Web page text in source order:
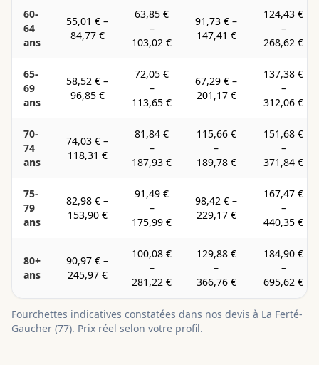
60-
64
ans
55,01 € –
84,77 €
63,85 €
–
103,02 €
91,73 € –
147,41 €
124,43 €
–
268,62 €
65-
69
ans
58,52 € –
96,85 €
72,05 €
–
113,65 €
67,29 € –
201,17 €
137,38 €
–
312,06 €
70-
74
ans
74,03 € –
118,31 €
81,84 €
–
187,93 €
115,66 €
–
189,78 €
151,68 €
–
371,84 €
75-
79
ans
82,98 € –
153,90 €
91,49 €
–
175,99 €
98,42 € –
229,17 €
167,47 €
–
440,35 €
80+
ans
90,97 € –
245,97 €
100,08 €
–
281,22 €
129,88 €
–
366,76 €
184,90 €
–
695,62 €
Fourchettes indicatives constatées dans nos devis à La Ferté-
Gaucher (77). Prix réel selon votre profil.